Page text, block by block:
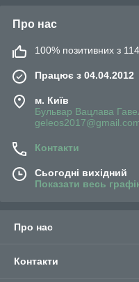
Про нас
100% позитивних з
Працює з 04.04.2012
м. Київ
Бульвар Вацлава
Контакти
Сьогодні вихідний
Показати весь
Про нас
Контакти